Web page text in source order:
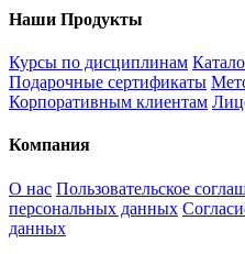
Наши Продукты
Курсы по дисциплинам
Подарочные сертификаты
Корпоративным клиентам
Компания
О нас Пользовательское
персональных данных
данных